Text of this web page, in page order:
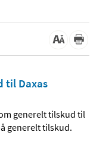
til Daxas
generelt tilskud til
generelt tilskud.